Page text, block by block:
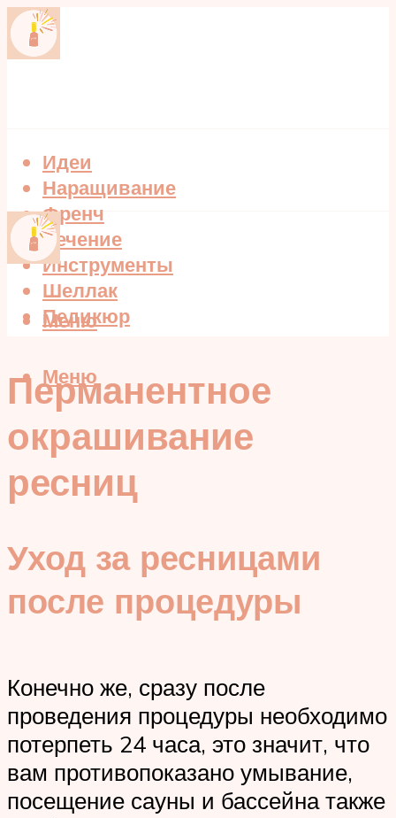
Идеи
Наращивание
Френч
Лечение
Инструменты
Шеллак
Педикюр
Меню
Меню
Перманентное
окрашивание
ресниц
Уход за ресницами
после процедуры
Конечно же, сразу после
проведения процедуры необходимо
потерпеть 24 часа, это значит, что
вам противопоказано умывание,
посещение сауны и бассейна также